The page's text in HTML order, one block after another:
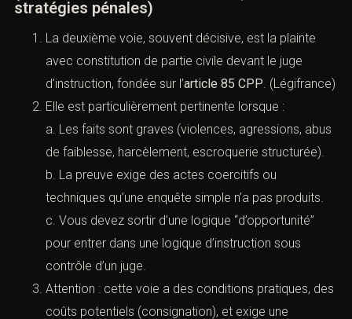
b. Répondre par pièces, pas par indignation.
c. Formuler 3 à 7 demandes d’actes ciblées (pas
30 demandes dispersées).
B. La plainte avec constitution de partie
civile : l’[article 85 CPP] (ouvrir une
instruction)
(Classement sans suite : motifs, recours et
stratégies pénales)
La deuxième voie, souvent décisive, est la plainte
avec constitution de partie civile devant le juge
d’instruction, fondée sur l’
(Légifrance)
Elle est particulièrement pertinente lorsque :